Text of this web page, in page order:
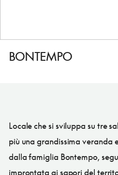
BONTEMPO
Locale che si sviluppa su tre
più una grandissima veranda
dalla famiglia Bontempo,
improntata ai sapori del